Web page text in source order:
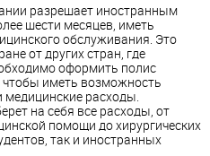
разрешает иностранным
шести месяцев, иметь
обслуживания. Это
от других стран, где
оформить полис
чтобы иметь возможность
медицинские расходы.
на себя все расходы, от
помощи до хирургических
так и иностранных